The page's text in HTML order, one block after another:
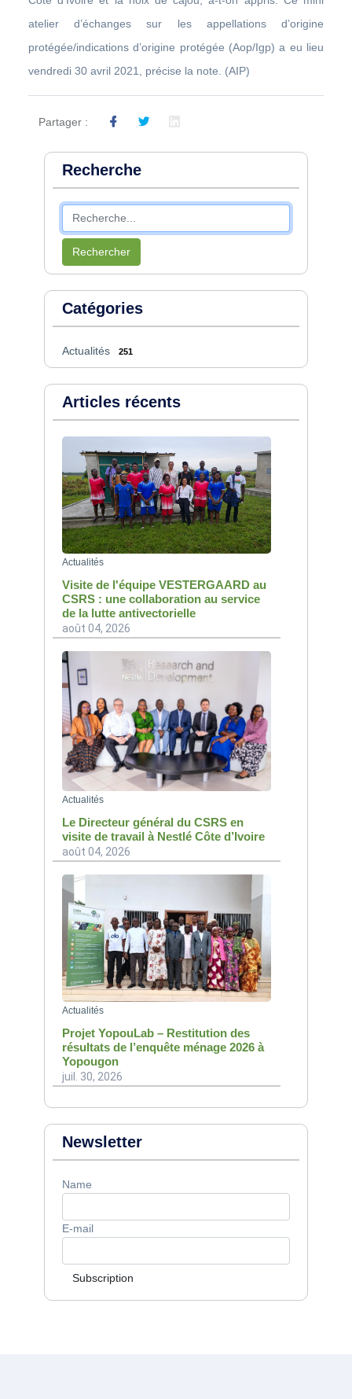
atelier d’échanges sur les appellations d’origine
protégée/indications d’origine protégée (Aop/Igp) a eu lieu
vendredi 30 avril 2021, précise la note. (AIP)
Partager :
Recherche
Rechercher
Catégories
Actualités 251
Articles récents
Actualités
Visite de l'équipe VESTERGAARD au
CSRS : une collaboration au service
de la lutte antivectorielle
août 04, 2026
Actualités
Le Directeur général du CSRS en
visite de travail à Nestlé Côte d’Ivoire
août 04, 2026
Actualités
Projet YopouLab – Restitution des
résultats de l’enquête ménage 2026 à
Yopougon
juil. 30, 2026
Newsletter
Name
E-mail
Subscription